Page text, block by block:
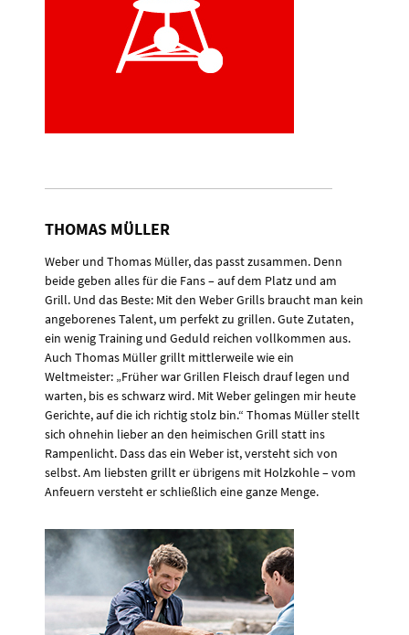
THOMAS MÜLLER
Weber und Thomas Müller, das passt zusammen. Denn
beide geben alles für die Fans – auf dem Platz und am
Grill. Und das Beste: Mit den Weber Grills braucht man kein
angeborenes Talent, um perfekt zu grillen. Gute Zutaten,
ein wenig Training und Geduld reichen vollkommen aus.
Auch Thomas Müller grillt mittlerweile wie ein
Weltmeister: „Früher war Grillen Fleisch drauf legen und
warten, bis es schwarz wird. Mit Weber gelingen mir heute
Gerichte, auf die ich richtig stolz bin.“ Thomas Müller stellt
sich ohnehin lieber an den heimischen Grill statt ins
Rampenlicht. Dass das ein Weber ist, versteht sich von
selbst. Am liebsten grillt er übrigens mit Holzkohle – vom
Anfeuern versteht er schließlich eine ganze Menge.